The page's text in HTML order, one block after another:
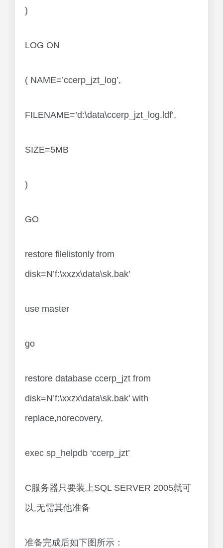
)
LOG ON
( NAME=’ccerp_jzt_log’,
FILENAME=’d:\data\ccerp_jzt_log.ldf’,
SIZE=5MB
)
GO
restore filelistonly from
disk=N’f:\xxzx\data\sk.bak’
use master
go
restore database ccerp_jzt from
disk=N’f:\xxzx\data\sk.bak’ with
replace,norecovery,
exec sp_helpdb ‘ccerp_jzt’
C服务器只要装上SQL SERVER 2005就可
以,无需其他准备
准备完成后如下图所示：